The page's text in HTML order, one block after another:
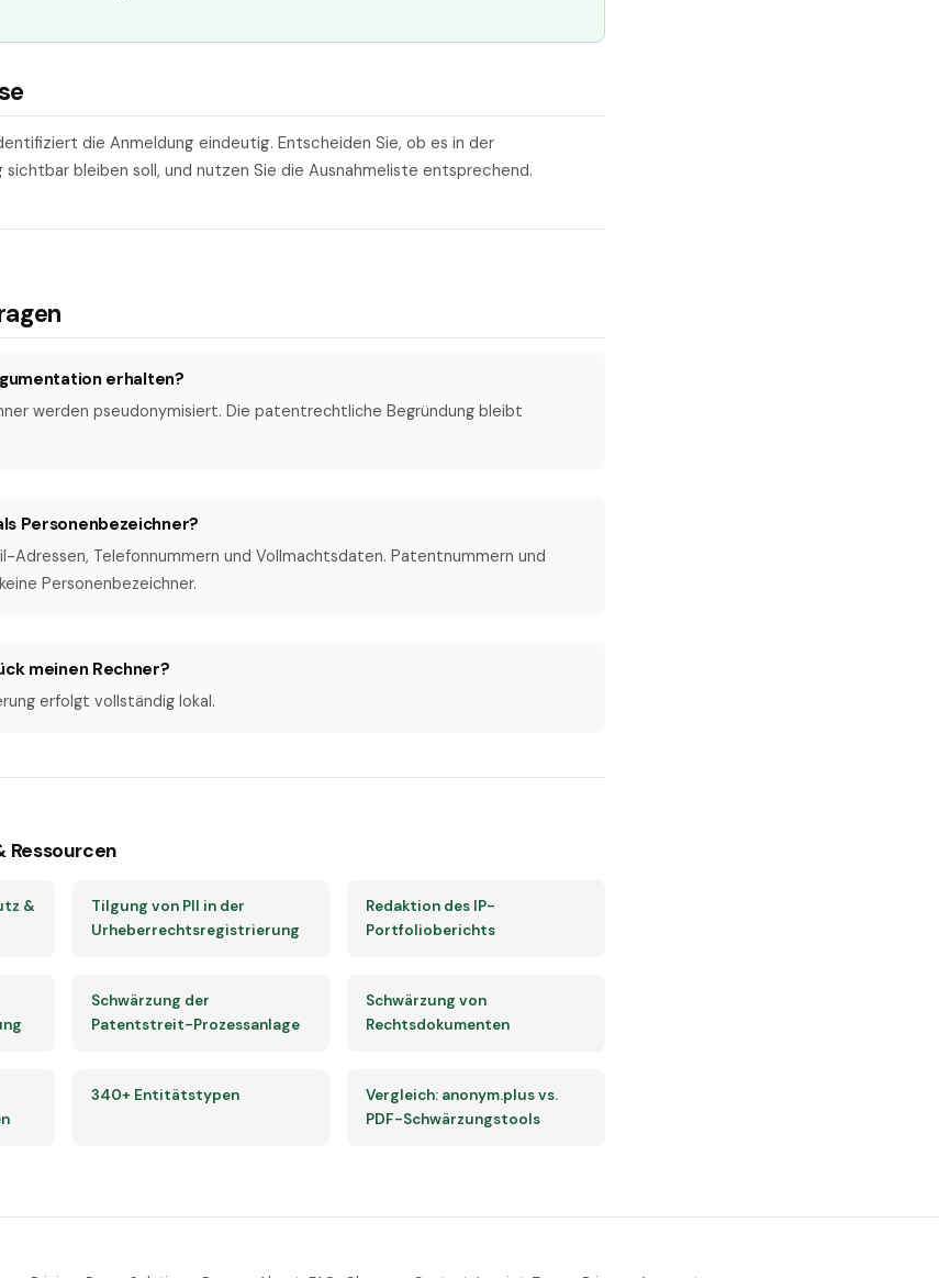
die Anmeldung eindeutig. Entscheiden Sie, ob es in der
bleiben soll, und nutzen Sie die Ausnahmeliste entsprechend.
erhalten?
werden pseudonymisiert. Die patentrechtliche Begründung bleibt
Personenbezeichner?
Adressen, Telefonnummern und Vollmachtsdaten. Patentnummern und
Personenbezeichner.
meinen Rechner?
erfolgt vollständig lokal.
Ressourcen
&
Tilgung von PII in der
Urheberrechtsregistrierung
Redaktion des IP-
Portfolioberichts
Schwärzung der
Patentstreit-Prozessanlage
Schwärzung von
Rechtsdokumenten
340+ Entitätstypen
Vergleich: anonym.plus vs.
PDF-Schwärzungstools